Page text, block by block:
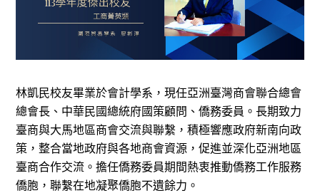
林凱民校友畢業於會計學系，現任亞洲臺灣商會聯合總會
總會長、中華民國總統府國策顧問、僑務委員。長期致力
臺商與大馬地區商會交流與聯繫，積極響應政府新南向政
策，整合當地政府與各地商會資源，促進並深化亞洲地區
臺商合作交流。擔任僑務委員期間熱衷推動僑務工作服務
僑胞，聯繫在地凝聚僑胞不遺餘力。